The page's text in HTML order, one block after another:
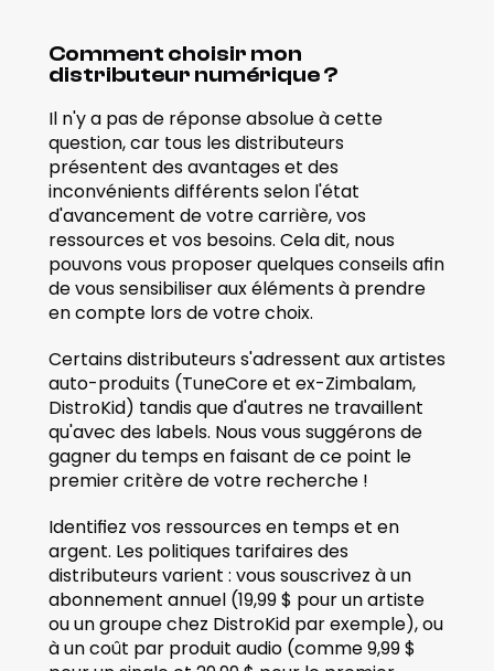
Comment choisir mon
distributeur numérique ?
Il n'y a pas de réponse absolue à cette
question, car tous les distributeurs
présentent des avantages et des
inconvénients différents selon l'état
d'avancement de votre carrière, vos
ressources et vos besoins. Cela dit, nous
pouvons vous proposer quelques conseils afin
de vous sensibiliser aux éléments à prendre
en compte lors de votre choix.
Certains distributeurs s'adressent aux artistes
auto-produits (TuneCore et ex-Zimbalam,
DistroKid) tandis que d'autres ne travaillent
qu'avec des labels. Nous vous suggérons de
gagner du temps en faisant de ce point le
premier critère de votre recherche !
Identifiez vos ressources en temps et en
argent. Les politiques tarifaires des
distributeurs varient : vous souscrivez à un
abonnement annuel (19,99 $ pour un artiste
ou un groupe chez DistroKid par exemple), ou
à un coût par produit audio (comme 9,99 $